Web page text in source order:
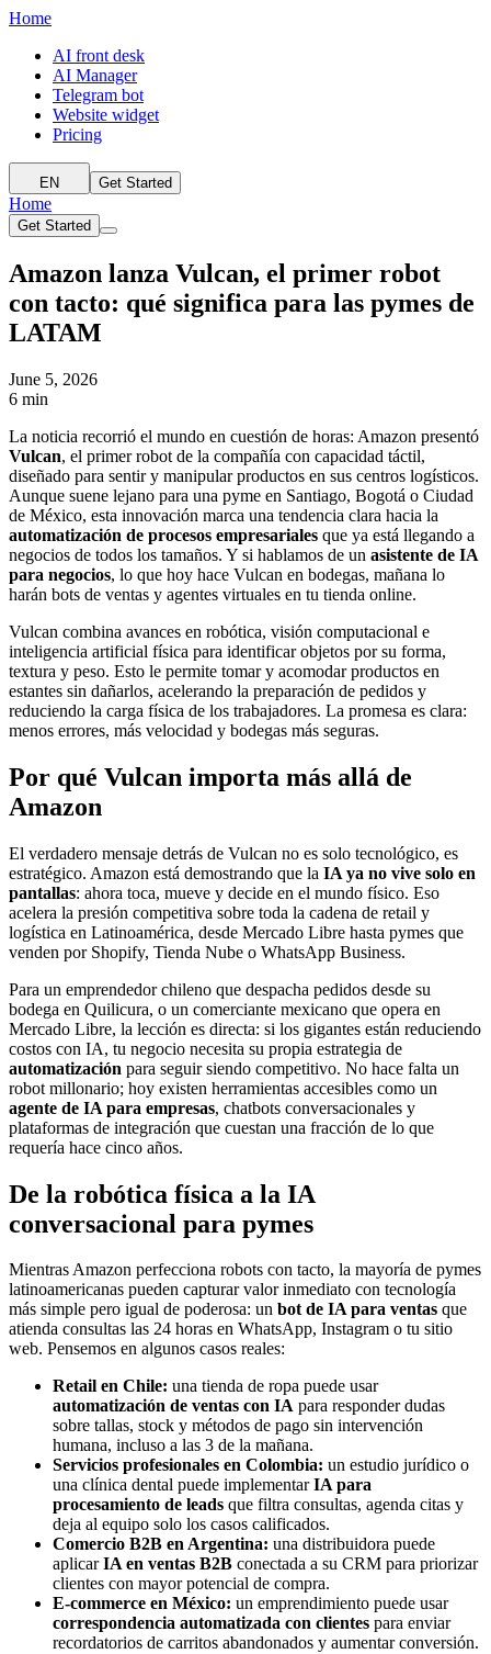
Home
AI front desk
AI Manager
Telegram bot
Website widget
Pricing
EN Get Started
Home
Get Started
Amazon lanza Vulcan, el primer robot
con tacto: qué significa para las pymes de
LATAM
June 5, 2026
6 min
La noticia recorrió el mundo en cuestión de horas: Amazon presentó
Vulcan, el primer robot de la compañía con capacidad táctil,
diseñado para sentir y manipular productos en sus centros logísticos.
Aunque suene lejano para una pyme en Santiago, Bogotá o Ciudad
de México, esta innovación marca una tendencia clara hacia la
automatización de procesos empresariales que ya está llegando a
negocios de todos los tamaños. Y si hablamos de un asistente de IA
para negocios, lo que hoy hace Vulcan en bodegas, mañana lo
harán bots de ventas y agentes virtuales en tu tienda online.
Vulcan combina avances en robótica, visión computacional e
inteligencia artificial física para identificar objetos por su forma,
textura y peso. Esto le permite tomar y acomodar productos en
estantes sin dañarlos, acelerando la preparación de pedidos y
reduciendo la carga física de los trabajadores. La promesa es clara:
menos errores, más velocidad y bodegas más seguras.
Por qué Vulcan importa más allá de
Amazon
El verdadero mensaje detrás de Vulcan no es solo tecnológico, es
estratégico. Amazon está demostrando que la IA ya no vive solo en
pantallas: ahora toca, mueve y decide en el mundo físico. Eso
acelera la presión competitiva sobre toda la cadena de retail y
logística en Latinoamérica, desde Mercado Libre hasta pymes que
venden por Shopify, Tienda Nube o WhatsApp Business.
Para un emprendedor chileno que despacha pedidos desde su
bodega en Quilicura, o un comerciante mexicano que opera en
Mercado Libre, la lección es directa: si los gigantes están reduciendo
costos con IA, tu negocio necesita su propia estrategia de
automatización para seguir siendo competitivo. No hace falta un
robot millonario; hoy existen herramientas accesibles como un
agente de IA para empresas, chatbots conversacionales y
plataformas de integración que cuestan una fracción de lo que
requería hace cinco años.
De la robótica física a la IA
conversacional para pymes
Mientras Amazon perfecciona robots con tacto, la mayoría de pymes
latinoamericanas pueden capturar valor inmediato con tecnología
más simple pero igual de poderosa: un bot de IA para ventas que
atienda consultas las 24 horas en WhatsApp, Instagram o tu sitio
web. Pensemos en algunos casos reales:
Retail en Chile: una tienda de ropa puede usar
automatización de ventas con IA para responder dudas
sobre tallas, stock y métodos de pago sin intervención
humana, incluso a las 3 de la mañana.
Servicios profesionales en Colombia: un estudio jurídico o
una clínica dental puede implementarIA para
procesamiento de leads que filtra consultas, agenda citas y
deja al equipo solo los casos calificados.
Comercio B2B en Argentina: una distribuidora puede
aplicarIA en ventas B2B conectada a su CRM para priorizar
clientes con mayor potencial de compra.
E-commerce en México: un emprendimiento puede usar
correspondencia automatizada con clientes para enviar
recordatorios de carritos abandonados y aumentar conversión.